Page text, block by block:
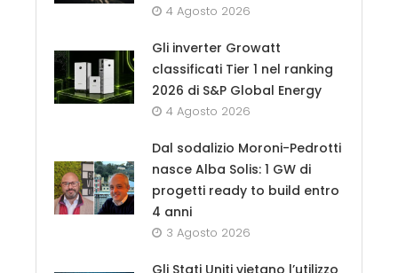
4 Agosto 2026
Gli inverter Growatt
classificati Tier 1 nel ranking
2026 di S&P Global Energy
4 Agosto 2026
Dal sodalizio Moroni-Pedrotti
nasce Alba Solis: 1 GW di
progetti ready to build entro
4 anni
3 Agosto 2026
Gli Stati Uniti vietano l’utilizzo